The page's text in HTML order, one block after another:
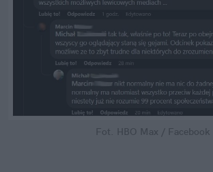
Fot. HBO Max / Facebook